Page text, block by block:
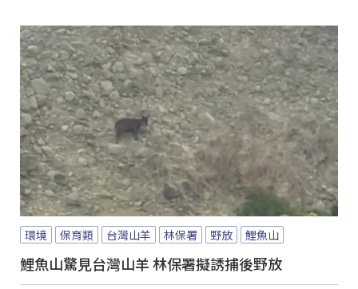
環境 保育類 台灣山羊 林保署 野放 鯉魚山
鯉魚山驚見台灣山羊 林保署擬誘捕後野放